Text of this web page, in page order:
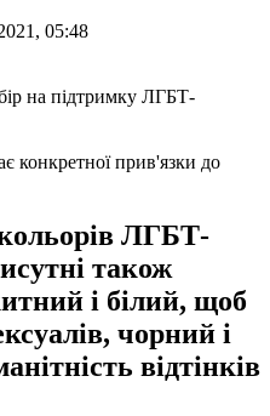
05:48
конкретної прив'язки до
ЛГБТ-
також
і білий, щоб
чорний і
відтінків